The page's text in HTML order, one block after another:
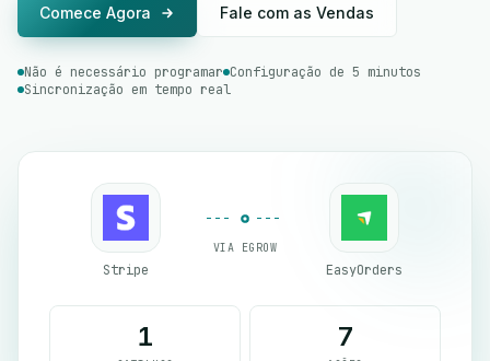
Comece Agora Fale com as Vendas
Não é necessário programar Configuração de 5 minutos
Sincronização em tempo real
Stripe
VIA EGROW
EasyOrders
1 7